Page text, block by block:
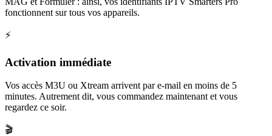
fonctionnent sur tous vos appareils.
⚡
Activation immédiate
Vos accès M3U ou Xtream arrivent par e-mail en moins de 5
minutes. Autrement dit, vous commandez maintenant et vous
regardez ce soir.
🎬